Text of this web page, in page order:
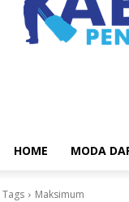
HOME MODA
Tags Maksimum